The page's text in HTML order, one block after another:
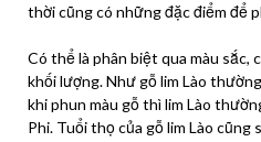
thời cũng có những đặc điểm để
Có thể là phân biệt qua màu sắc,
khối lượng. Như gỗ lim Lào
khi phun màu gỗ thì lim Lào
Phi. Tuổi thọ của gỗ lim Lào cũng